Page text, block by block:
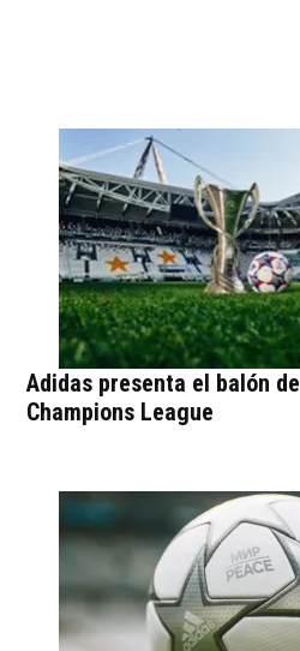
Adidas presenta el balón de
Champions League